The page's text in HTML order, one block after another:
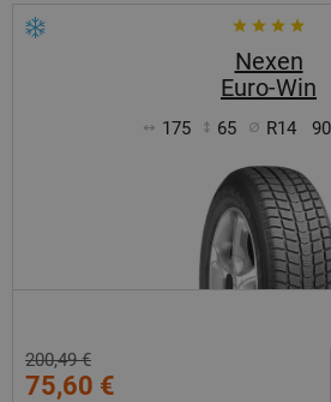
Nexen
Euro-Win
175 65 R14
200,49 €
75,60 €